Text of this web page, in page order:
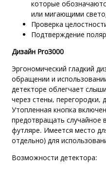
которые
или мигающими
Проверка
Подтверждение
Дизайн Pro3000
Эргономический гладкий
обращении и
детекторе облегчает
через стены, перегородки,
Утопленная кнопка
предотвращать случайное
футляре. Имеется место
отдельно) для
Возможности детектора: